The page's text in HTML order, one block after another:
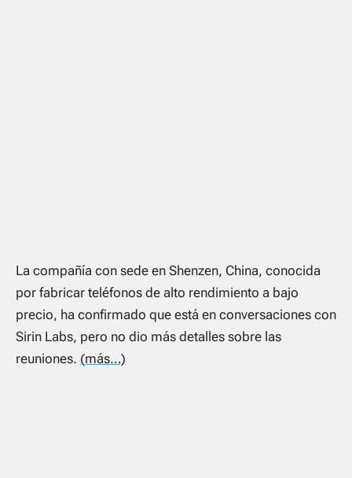
La compañía con sede en Shenzen, China, conocida
por fabricar teléfonos de alto rendimiento a bajo
precio, ha confirmado que está en conversaciones con
Sirin Labs, pero no dio más detalles sobre las
reuniones. (más…)